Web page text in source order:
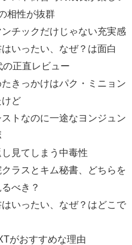
相性が抜群
チックだけじゃない充実感
いったい、なぜ？は面白
の正直レビュー
たきっかけはパク・ミニョン
けど
トなのに一途なヨンジュン
見てしまう中毒性
ラスとキム秘書、どちらを
べき？
いったい、なぜ？はどこで
がおすすめな理由